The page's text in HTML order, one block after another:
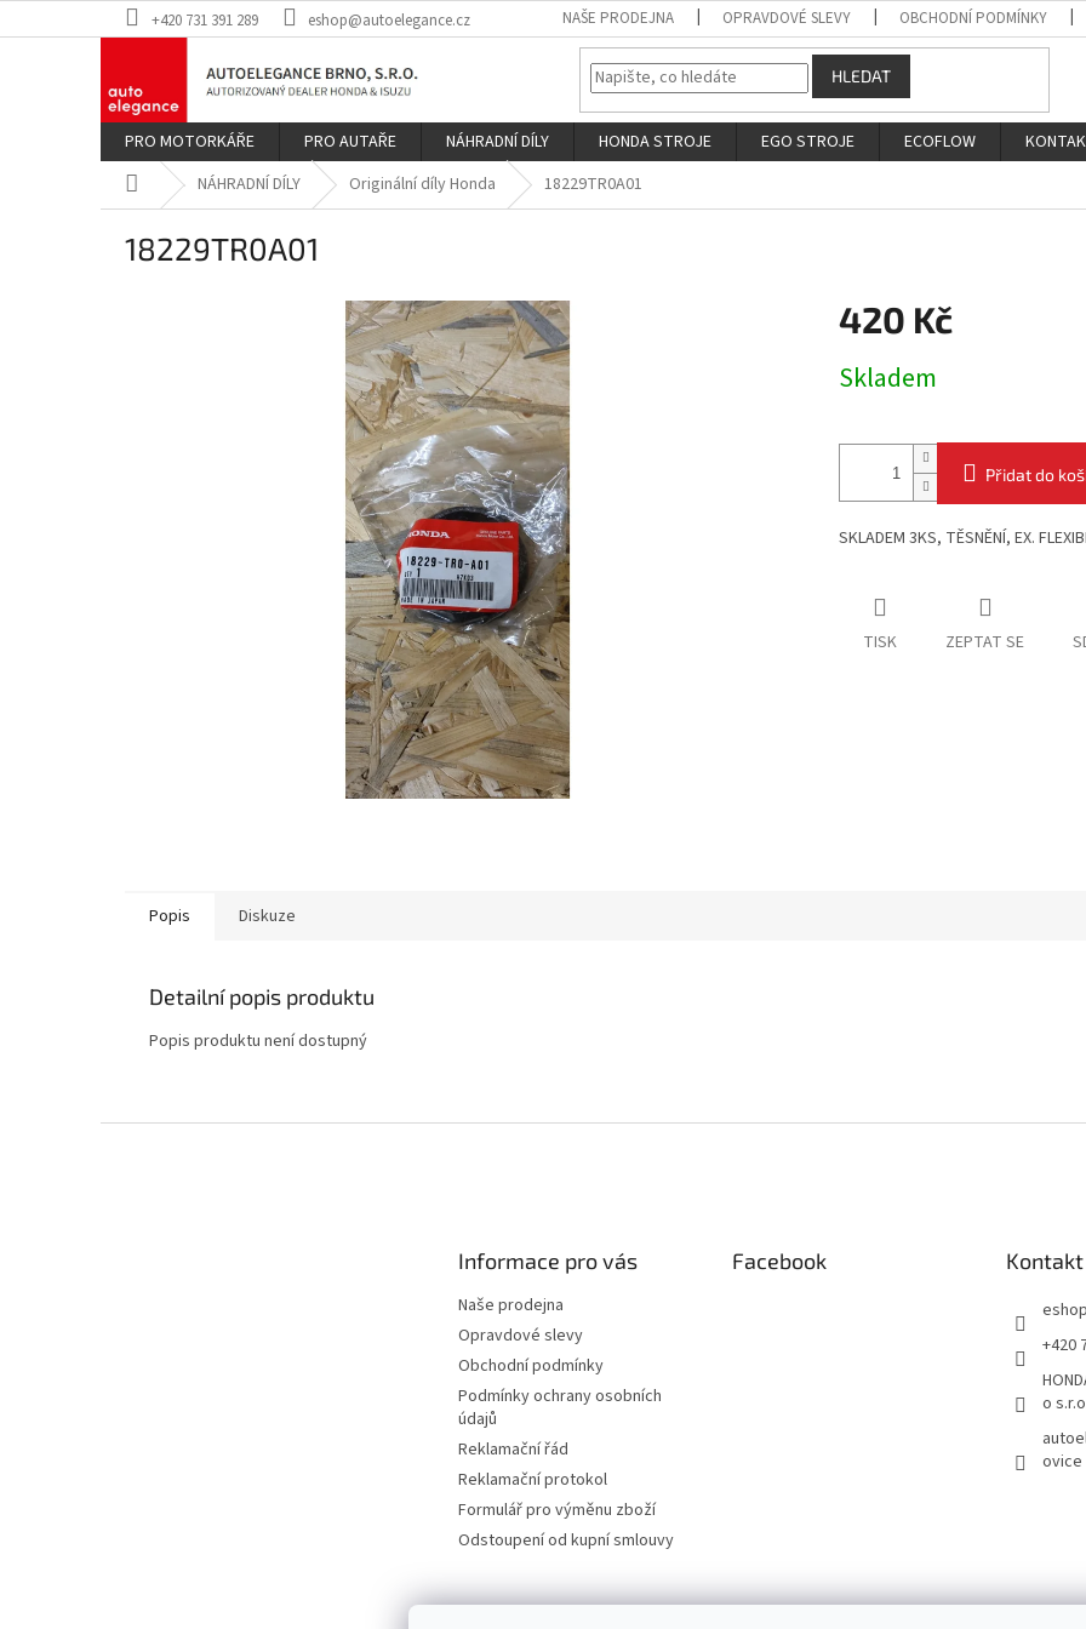
na
+420 731 391 289 eshop@autoelegance.cz NAŠE PRODEJNA OPRAVDOVÉ SLEVY OBCHODNÍ PODMÍNKY
HLEDAT
PRO MOTORKÁŘE PRO AUTAŘE NÁHRADNÍ DÍLY HONDA STROJE EGO STROJE ECOFLOW
Domů NÁHRADNÍ DÍLY Originální díly Honda 18229TR0A01
18229TR0A01
420 Kč
cena:
Skladem
Přidat do
SKLADEM 3KS, TĚSNĚNÍ, EX.
TISK ZEPTAT SE
Popis Diskuze
Detailní popis produktu
Popis produktu není dostupný
Informace pro vás
Naše prodejna
Opravdové slevy
Obchodní podmínky
Podmínky ochrany osobních
údajů
Reklamační řád
Reklamační protokol
Formulář pro výměnu zboží
Odstoupení od kupní smlouvy
Facebook Kontakt
eshop
+420
o
ovice